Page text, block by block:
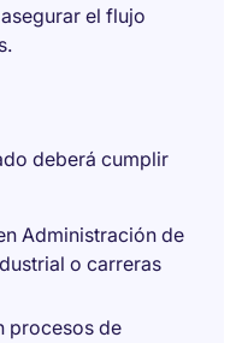
el flujo
deberá cumplir
Administración de
o carreras
procesos de